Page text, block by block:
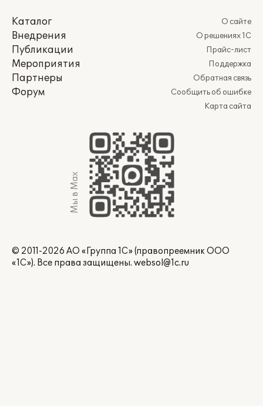
Каталог
Внедрения
Публикации
Мероприятия
Партнеры
Форум
О сайте
О решениях 1С
Прайс-лист
Поддержка
Обратная связь
Сообщить об ошибке
Карта сайта
Мы в Max
© 2011-2026 АО «Группа 1С» (правопреемник ООО
«1С»). Все права защищены. websol@1c.ru